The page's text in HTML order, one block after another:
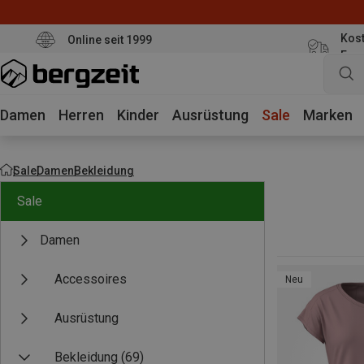
Online seit 1999
Euro
Damen Herren Kinder Ausrüstung Sale Marken
SaleDamenBekleidung
Sale
Damen
Accessoires
Ausrüstung
Bekleidung (69)
Neu